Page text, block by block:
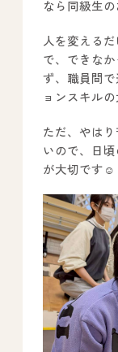
なら同級生の
人を変える
で、できな
ず、職員間
ョンスキル
ただ、やは
いので、日
が大切です☺️